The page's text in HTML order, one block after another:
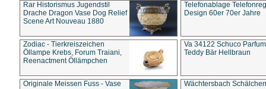
Rar Historismus Jugendstil
Drache Dragon Vase Dog Relief
Scene Art Nouveau 1880
Telefonablage
Design 60er 70er Jahre
Zodiac - Tierkreiszeichen
Öllampe Krebs, Forum Traiani,
Reenactment Öllämpchen
Va 34122 Schuco
Teddy Bär Hellbraun
Originale Meissen Fuss - Vase
Wächtersbach Schälchen